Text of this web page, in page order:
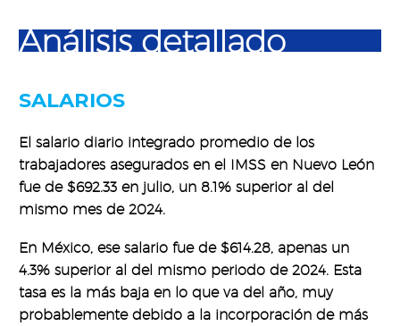
Análisis detallado
SALARIOS
El salario diario integrado promedio de los
trabajadores asegurados en el IMSS en Nuevo León
fue de $692.33 en julio, un 8.1% superior al del
mismo mes de 2024.
En México, ese salario fue de $614.28, apenas un
4.3% superior al del mismo periodo de 2024. Esta
tasa es la más baja en lo que va del año, muy
probablemente debido a la incorporación de más